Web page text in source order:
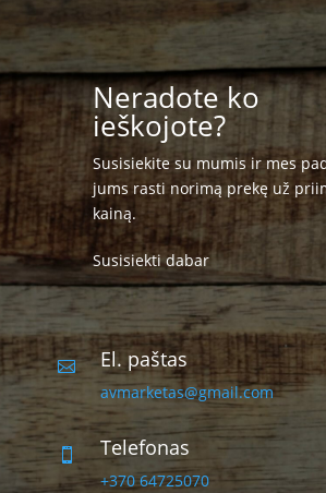
Neradote ko
ieškojote?
Susisiekite su mumis ir mes
jums rasti norimą prekę už
kainą.
Susisiekti dabar
 El. paštas
avmarketas@gmail.com
 Telefonas
+370 64725070